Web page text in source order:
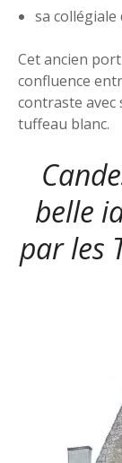
sa
Cet ancien
confluence
contraste avec
tuffeau blanc.
belle
par les